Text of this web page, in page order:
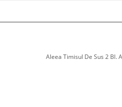
Aleea Timisul De Sus 2 Bl.